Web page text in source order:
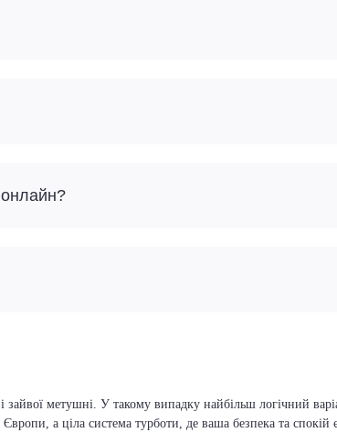
метушні. У такому випадку найбільш логічний
а ціла система турботи, де ваша безпека та